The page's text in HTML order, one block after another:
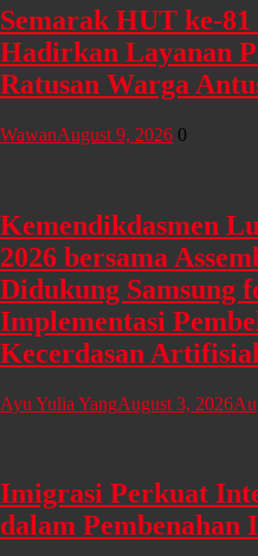
Semarak HUT ke-
Hadirkan Layanan
Ratusan Warga
WawanAugust 9, 2026 0
Kemendikdasmen
2026 bersama
Didukung Samsung
Implementasi
Kecerdasan Artifisial
Ayu Yulia YangAugust 3, 2026
Imigrasi Perkuat
dalam Pembenahan